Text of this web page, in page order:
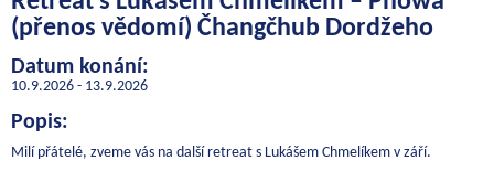
(přenos vědomí) Čhangčhub Dordžeho
Datum konání:
10.9.2026 - 13.9.2026
Popis:
Milí přátelé, zveme vás na další retreat s Lukášem Chmelíkem v září.